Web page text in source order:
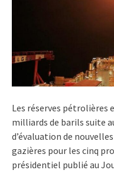
Les réserves pétrolières
milliards de barils suite
d’évaluation de
gazières pour les cinq
présidentiel publié au